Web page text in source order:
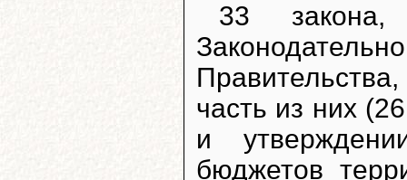
33
часть из них
и
бюджетов